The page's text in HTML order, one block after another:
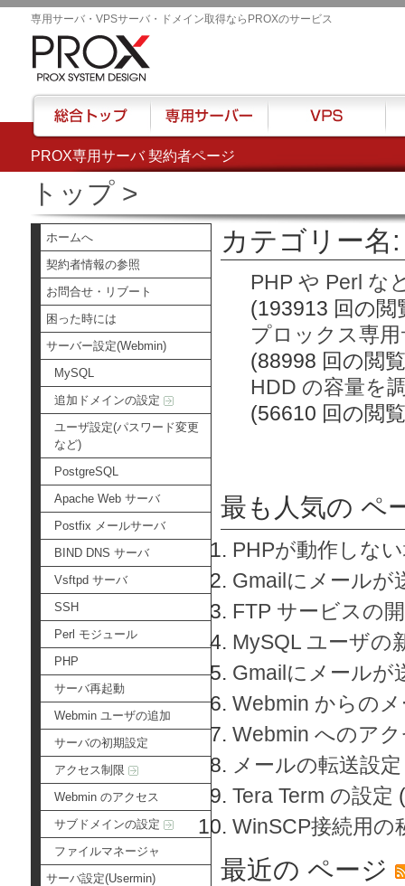
PROX専用サーバ 契約者ページ
専用サーバ・VPSサーバ・ドメイン取得ならPROXのサービス
トップ>
ホームへ
契約者情報の参照
お問合せ・リブート
困った時には
サーバー設定(Webmin)
MySQL
追加ドメインの設定
ユーザ設定(パスワード変更
など)
PostgreSQL
Apache Web サーバ
Postfix メールサーバ
BIND DNS サーバ
Vsftpd サーバ
SSH
Perl モジュール
PHP
サーバ再起動
Webmin ユーザの追加
サーバの初期設定
アクセス制限
Webmin のアクセス
サブドメインの設定
ファイルマネージャ
サーバ設定(Usermin)
カテゴリー名
PHP や Perl な
(193913 回の閲
プロックス専
(88998 回の閲
HDD の容量を
(56610 回の閲
最も人気の ペ
PHPが動作しな
Gmailにメールが
FTP サービスの
MySQL ユーザの
Gmailにメールが
Webmin からの
Webmin へのア
メールの転送設定
Tera Term の設定
WinSCP接続用の
最近の ページ
総合トップ 専用サーバー VPS ハ